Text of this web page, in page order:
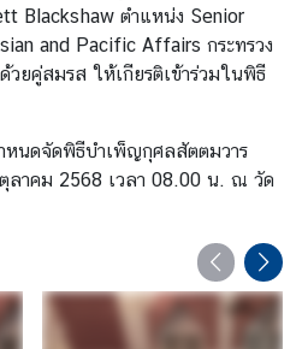
Blackshaw ตำแหน่ง Senior
and Pacific Affairs กระทรวง
วยคู่สมรส ให้เกียรติเข้าร่วมในพิธี
หนดจัดพิธีบำเพ็ญกุศลสัตตมวาร
ลาคม 2568 เวลา 08.00 น. ณ วัด